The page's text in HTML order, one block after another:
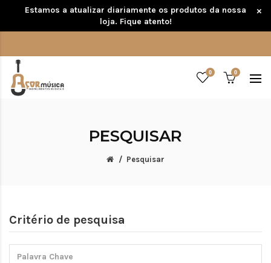
Estamos a atualizar diariamente os produtos da nossa
loja. Fique atento!
×
0 0
PESQUISAR
Pesquisar
Critério de pesquisa